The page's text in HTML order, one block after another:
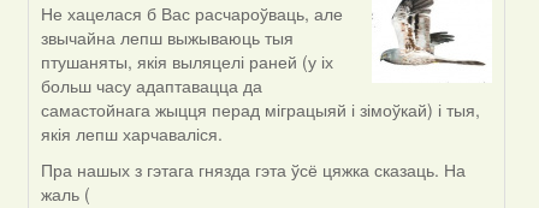
In
reply
to
by
Viachaslav
Gruzdov
Не хацелася б Вас расчароўваць, але
звычайна лепш выжываюць тыя
птушаняты, якія выляцелі раней (у іх
больш часу адаптавацца да
самастойнага жыцця перад міграцыяй і зімоўкай) і тыя,
якія лепш харчаваліся.
Пра нашых з гэтага гнязда гэта ўсё цяжка сказаць. На
жаль (